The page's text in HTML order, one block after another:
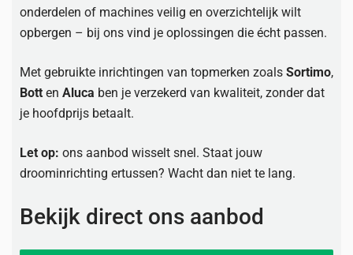
onderdelen of machines veilig en overzichtelijk wilt
opbergen – bij ons vind je oplossingen die écht passen.
Met gebruikte inrichtingen van topmerken zoals Sortimo,
Bott en Aluca ben je verzekerd van kwaliteit, zonder dat
je hoofdprijs betaalt.
Let op: ons aanbod wisselt snel. Staat jouw
droominrichting ertussen? Wacht dan niet te lang.
Bekijk direct ons aanbod